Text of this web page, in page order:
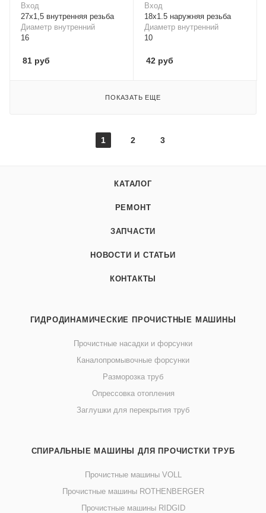
Вход
27х1,5 внутренняя резьба
Диаметр внутренний
16
81 руб
Вход
18x1.5 наружняя резьба
Диаметр внутренний
10
42 руб
ПОКАЗАТЬ ЕЩЕ
1 2 3
КАТАЛОГ
РЕМОНТ
ЗАПЧАСТИ
НОВОСТИ И СТАТЬИ
КОНТАКТЫ
ГИДРОДИНАМИЧЕСКИЕ ПРОЧИСТНЫЕ МАШИНЫ
Прочистные насадки и форсунки
Каналопромывочные форсунки
Разморозка труб
Опрессовка отопления
Заглушки для перекрытия труб
СПИРАЛЬНЫЕ МАШИНЫ ДЛЯ ПРОЧИСТКИ ТРУБ
Прочистные машины VOLL
Прочистные машины ROTHENBERGER
Прочистные машины RIDGID